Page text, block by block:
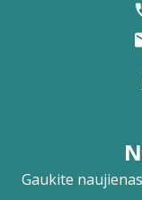
Gaukite